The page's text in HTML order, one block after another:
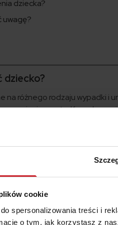
cookie
spersonalizowania treści i
o tym, jak korzystasz z
dziecka?
uwagę?
dziecko?
na różnego rodzaju wypadki i
uprawiania sportu.
ale również kosztowne.
medycznych nie jest
może okazać się
wypłacając odszkodowanie.
produktów dedykowanych